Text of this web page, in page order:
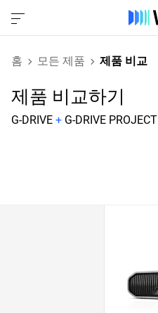
홈 모든 제품 제품 비교
제품 비교하기
G-DRIVE + G-DRIVE PROJECT